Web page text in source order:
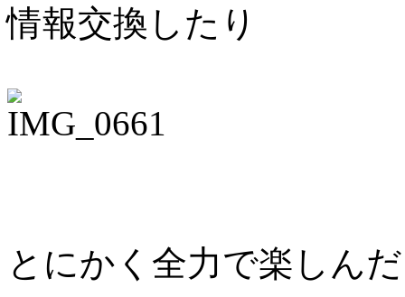
情報交換したり
とにかく全力で楽しん